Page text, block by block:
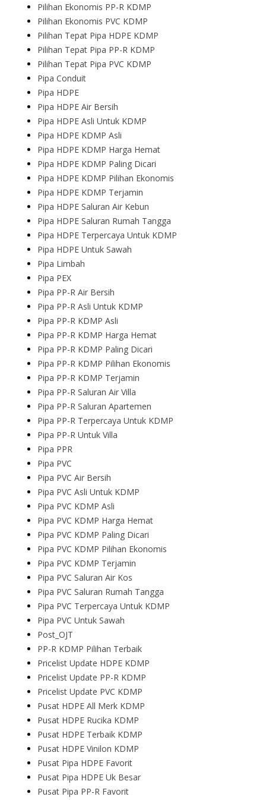
Pilihan Ekonomis PP-R KDMP
Pilihan Ekonomis PVC KDMP
Pilihan Tepat Pipa HDPE KDMP
Pilihan Tepat Pipa PP-R KDMP
Pilihan Tepat Pipa PVC KDMP
Pipa Conduit
Pipa HDPE
Pipa HDPE Air Bersih
Pipa HDPE Asli Untuk KDMP
Pipa HDPE KDMP Asli
Pipa HDPE KDMP Harga Hemat
Pipa HDPE KDMP Paling Dicari
Pipa HDPE KDMP Pilihan Ekonomis
Pipa HDPE KDMP Terjamin
Pipa HDPE Saluran Air Kebun
Pipa HDPE Saluran Rumah Tangga
Pipa HDPE Terpercaya Untuk KDMP
Pipa HDPE Untuk Sawah
Pipa Limbah
Pipa PEX
Pipa PP-R Air Bersih
Pipa PP-R Asli Untuk KDMP
Pipa PP-R KDMP Asli
Pipa PP-R KDMP Harga Hemat
Pipa PP-R KDMP Paling Dicari
Pipa PP-R KDMP Pilihan Ekonomis
Pipa PP-R KDMP Terjamin
Pipa PP-R Saluran Air Villa
Pipa PP-R Saluran Apartemen
Pipa PP-R Terpercaya Untuk KDMP
Pipa PP-R Untuk Villa
Pipa PPR
Pipa PVC
Pipa PVC Air Bersih
Pipa PVC Asli Untuk KDMP
Pipa PVC KDMP Asli
Pipa PVC KDMP Harga Hemat
Pipa PVC KDMP Paling Dicari
Pipa PVC KDMP Pilihan Ekonomis
Pipa PVC KDMP Terjamin
Pipa PVC Saluran Air Kos
Pipa PVC Saluran Rumah Tangga
Pipa PVC Terpercaya Untuk KDMP
Pipa PVC Untuk Sawah
Post_OJT
PP-R KDMP Pilihan Terbaik
Pricelist Update HDPE KDMP
Pricelist Update PP-R KDMP
Pricelist Update PVC KDMP
Pusat HDPE All Merk KDMP
Pusat HDPE Rucika KDMP
Pusat HDPE Terbaik KDMP
Pusat HDPE Vinilon KDMP
Pusat Pipa HDPE Favorit
Pusat Pipa HDPE Uk Besar
Pusat Pipa PP-R Favorit